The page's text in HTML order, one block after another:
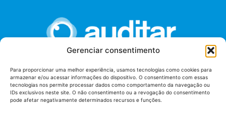
Gerenciar consentimento
Para proporcionar uma melhor experiência, usamos tecnologias como cookies para
armazenar e/ou acessar informações do dispositivo. O consentimento com essas
tecnologias nos permite processar dados como comportamento da navegação ou
IDs exclusivos neste site. O não consentimento ou a revogação do consentimento
pode afetar negativamente determinados recursos e funções.
União dos Auditores Federais de Controle Externo -
AUDITAR
Setor de Administração Federal Sul (SAF/Sul), Qd. 04, Lt. 01